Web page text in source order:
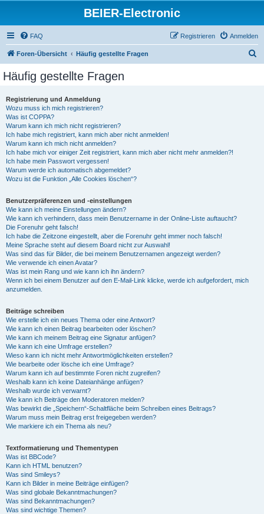
BEIER-Electronic
FAQ Anmelden
Registrieren
Foren-Übersicht Häufig gestellte Fragen
Häufig gestellte Fragen
Registrierung und Anmeldung
Wozu muss ich mich registrieren?
Was ist COPPA?
Warum kann ich mich nicht registrieren?
Ich habe mich registriert, kann mich aber nicht anmelden!
Warum kann ich mich nicht anmelden?
Ich habe mich vor einiger Zeit registriert, kann mich aber nicht mehr anmelden?!
Ich habe mein Passwort vergessen!
Warum werde ich automatisch abgemeldet?
Wozu ist die Funktion „Alle Cookies löschen“?
Benutzerpräferenzen und -einstellungen
Wie kann ich meine Einstellungen ändern?
Wie kann ich verhindern, dass mein Benutzername in der Online-Liste auftaucht?
Die Forenuhr geht falsch!
Ich habe die Zeitzone eingestellt, aber die Forenuhr geht immer noch falsch!
Meine Sprache steht auf diesem Board nicht zur Auswahl!
Was sind das für Bilder, die bei meinem Benutzernamen angezeigt werden?
Wie verwende ich einen Avatar?
Was ist mein Rang und wie kann ich ihn ändern?
Wenn ich bei einem Benutzer auf den E-Mail-Link klicke, werde ich aufgefordert, mich
anzumelden.
Beiträge schreiben
Wie erstelle ich ein neues Thema oder eine Antwort?
Wie kann ich einen Beitrag bearbeiten oder löschen?
Wie kann ich meinem Beitrag eine Signatur anfügen?
Wie kann ich eine Umfrage erstellen?
Wieso kann ich nicht mehr Antwortmöglichkeiten erstellen?
Wie bearbeite oder lösche ich eine Umfrage?
Warum kann ich auf bestimmte Foren nicht zugreifen?
Weshalb kann ich keine Dateianhänge anfügen?
Weshalb wurde ich verwarnt?
Wie kann ich Beiträge den Moderatoren melden?
Was bewirkt die „Speichern“-Schaltfläche beim Schreiben eines Beitrags?
Warum muss mein Beitrag erst freigegeben werden?
Wie markiere ich ein Thema als neu?
Textformatierung und Thementypen
Was ist BBCode?
Kann ich HTML benutzen?
Was sind Smileys?
Kann ich Bilder in meine Beiträge einfügen?
Was sind globale Bekanntmachungen?
Was sind Bekanntmachungen?
Was sind wichtige Themen?